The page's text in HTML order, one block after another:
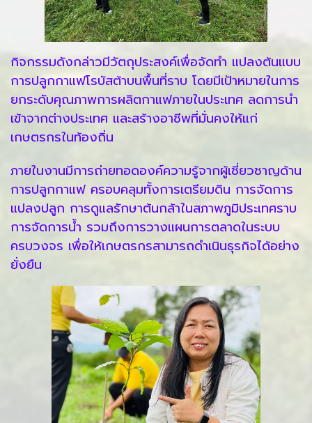
กิจกรรมดังกล่าวมีวัตถุประสงค์เพื่อจัดทำ แปลงต้นแบบ
การปลูกกาแฟโรบัสต้าบนพื้นที่ราบ โดยมีเป้าหมายในการ
ยกระดับคุณภาพการผลิตกาแฟภายในประเทศ ลดการนำ
เข้าจากต่างประเทศ และสร้างอาชีพที่มั่นคงให้แก่
เกษตรกรในท้องถิ่น
ภายในงานมีการถ่ายทอดองค์ความรู้จากผู้เชี่ยวชาญด้าน
การปลูกกาแฟ ครอบคลุมทั้งการเตรียมดิน การจัดการ
แปลงปลูก การดูแลรักษาต้นกล้าในสภาพภูมิประเทศราบ
การจัดการน้ำ รวมถึงการวางแผนการตลาดในระบบ
ครบวงจร เพื่อให้เกษตรกรสามารถดำเนินธุรกิจได้อย่าง
ยั่งยืน